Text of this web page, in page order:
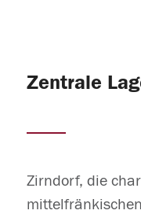
Zentrale
Zirndorf, die